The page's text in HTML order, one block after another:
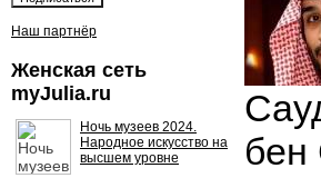
Наш партнёр
Женская сеть
myJulia.ru
Ночь музеев 2024.
Народное искусство на
высшем уровне
бен